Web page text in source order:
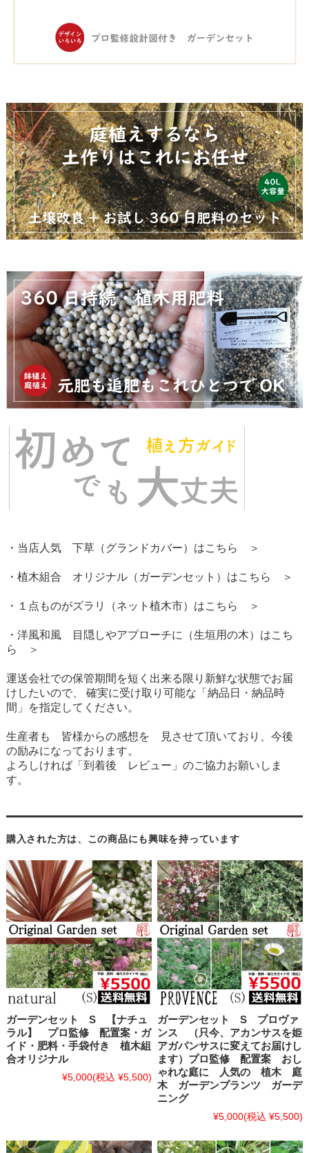
・当店人気 下草（グランドカバー）はこちら ＞
・植木組合 オリジナル（ガーデンセット）はこちら ＞
・１点ものがズラリ（ネット植木市）はこちら ＞
・洋風和風 目隠しやアプローチに（生垣用の木）はこち
ら ＞
運送会社での保管期間を短く出来る限り新鮮な状態でお届
けしたいので、 確実に受け取り可能な「納品日・納品時
間」を指定してください。
生産者も 皆様からの感想を 見させて頂いており、今後
の励みになっております。
よろしければ「到着後 レビュー」のご協力お願いしま
す。
購入された方は、この商品にも興味を持っています
ガーデンセット S 【ナチュ
ラル】 プロ監修 配置案・ガ
イド・肥料・手袋付き 植木組
合オリジナル
¥5,000(税込 ¥5,500)
ガーデンセット S プロヴァ
ンス （只今、アカンサスを姫
アガパンサスに変えてお届けし
ます）プロ監修 配置案 おし
ゃれな庭に 人気の 植木 庭
木 ガーデンプランツ ガーデ
ニング
¥5,000(税込 ¥5,500)